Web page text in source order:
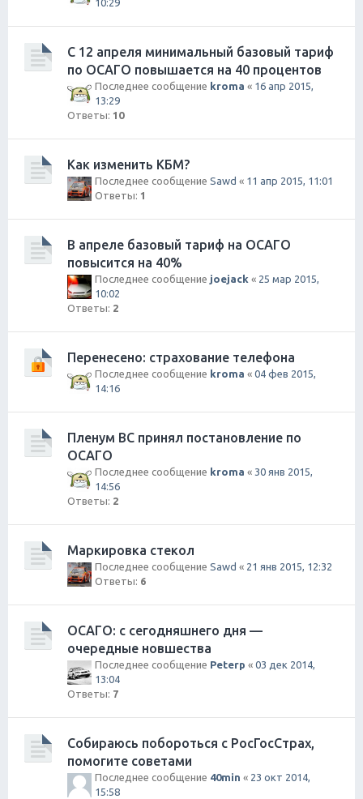
С 12 апреля минимальный базовый тариф
по ОСАГО повышается на 40 процентов
Последнее сообщение kroma « 16 апр 2015,
13:29
Ответы: 10
Как изменить КБМ?
Последнее сообщение Sawd « 11 апр 2015, 11:01
Ответы: 1
В апреле базовый тариф на ОСАГО
повысится на 40%
Последнее сообщение joejack « 25 мар 2015,
10:02
Ответы: 2
Перенесено: страхование телефона
Последнее сообщение kroma « 04 фев 2015,
14:16
Пленум ВС принял постановление по
ОСАГО
Последнее сообщение kroma « 30 янв 2015,
14:56
Ответы: 2
Маркировка стекол
Последнее сообщение Sawd « 21 янв 2015, 12:32
Ответы: 6
ОСАГО: с сегодняшнего дня —
очередные новшества
Последнее сообщение Peterp « 03 дек 2014,
13:04
Ответы: 7
Собираюсь побороться с РосГосСтрах,
помогите советами
Последнее сообщение 40min « 23 окт 2014,
15:58